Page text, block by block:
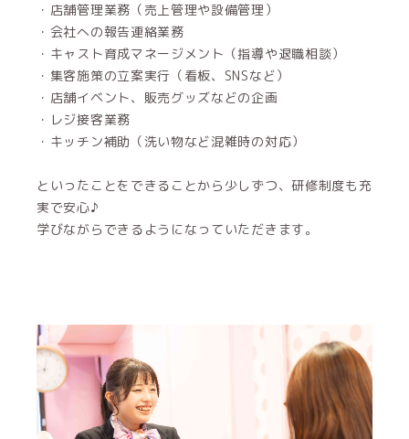
・店舗管理業務（売上管理や設備管理）
・会社への報告連絡業務
・キャスト育成マネージメント（指導や退職相談）
・集客施策の立案実行（看板、SNSなど）
・店舗イベント、販売グッズなどの企画
・レジ接客業務
・キッチン補助（洗い物など混雑時の対応）
といったことをできることから少しずつ、研修制度も充
実で安心♪
学びながらできるようになっていただきます。